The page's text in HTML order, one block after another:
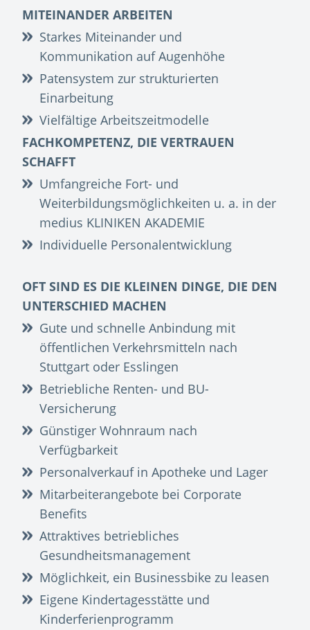
MITEINANDER ARBEITEN
Starkes Miteinander und
Kommunikation auf Augenhöhe
Patensystem zur strukturierten
Einarbeitung
Vielfältige Arbeitszeitmodelle
FACHKOMPETENZ, DIE VERTRAUEN
SCHAFFT
Umfangreiche Fort- und
Weiterbildungsmöglichkeiten u. a. in der
medius KLINIKEN AKADEMIE
Individuelle Personalentwicklung
OFT SIND ES DIE KLEINEN DINGE, DIE DEN
UNTERSCHIED MACHEN
Gute und schnelle Anbindung mit
öffentlichen Verkehrsmitteln nach
Stuttgart oder Esslingen
Betriebliche Renten- und BU-
Versicherung
Günstiger Wohnraum nach
Verfügbarkeit
Personalverkauf in Apotheke und Lager
Mitarbeiterangebote bei Corporate
Benefits
Attraktives betriebliches
Gesundheitsmanagement
Möglichkeit, ein Businessbike zu leasen
Eigene Kindertagesstätte und
Kinderferienprogramm